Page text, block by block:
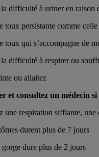
difficulté à uriner en raison
toux persistante comme celle
toux qui s’accompagne de
difficulté à respirer ou
ou allaitez
et consultez un médecin si
une respiration sifflante, une
durent plus de 7 jours
gorge dure plus de 2 jours